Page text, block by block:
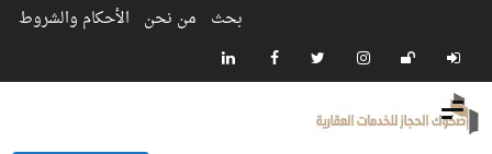
بحث من نحن الأحكام والشروط